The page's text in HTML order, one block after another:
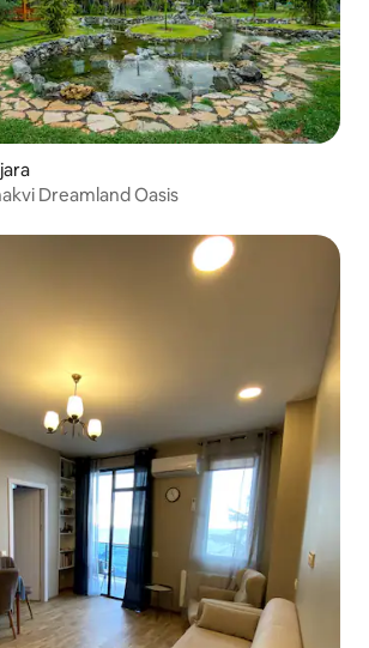
Dreamland Oasis